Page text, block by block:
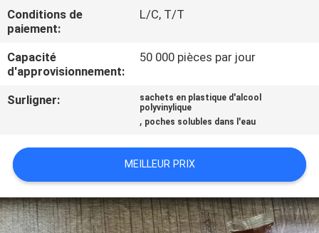
CONTRÔLE
DE
LA
QUALITÉ
NOUVELLES
DEMANDEZ
UN DEVIS
Conditions de
paiement:
L/C, T/T
Capacité
d'approvisionnement:
50 000 pièces par jour
Surligner:
sachets en plastique d'alcool
polyvinylique
, poches solubles dans l'eau
MEILLEUR PRIX